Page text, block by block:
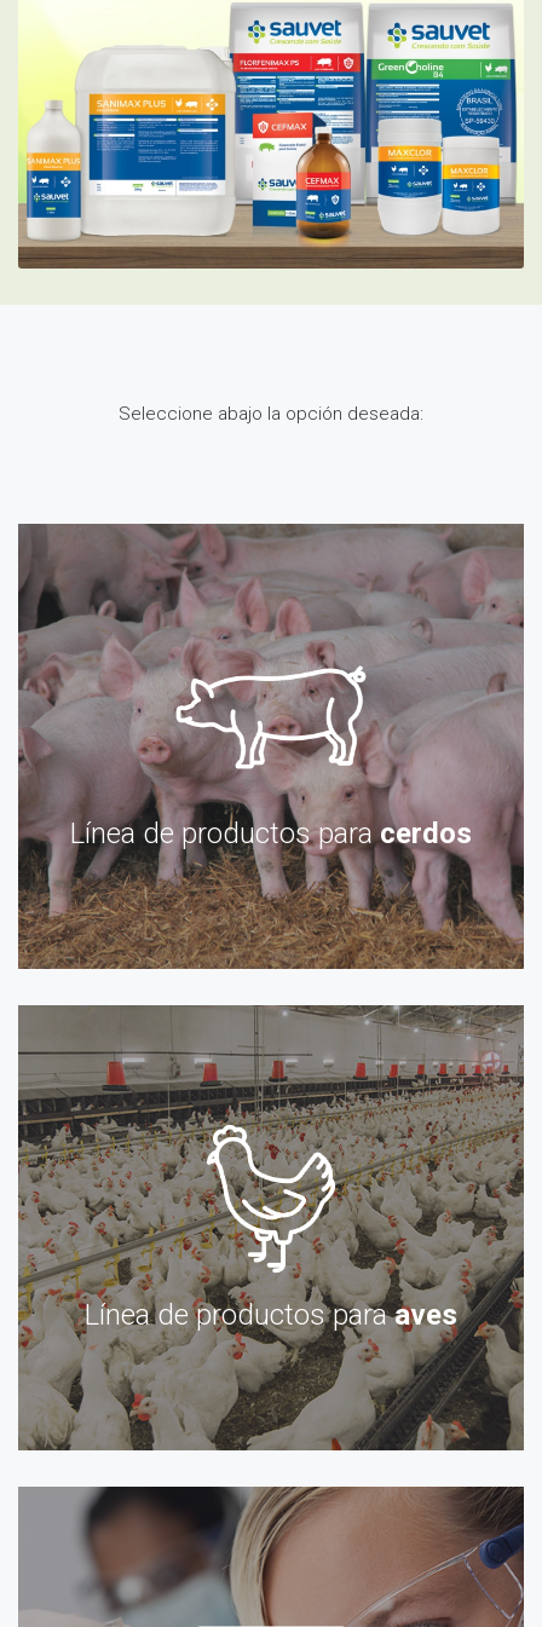
Seleccione abajo la opción deseada:
Línea de productos paracerdos
Línea de productos paraaves